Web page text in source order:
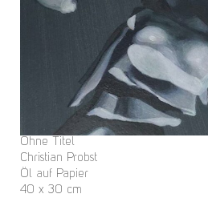
Ohne Titel
Christian Probst
Öl auf Papier
40 x 30 cm